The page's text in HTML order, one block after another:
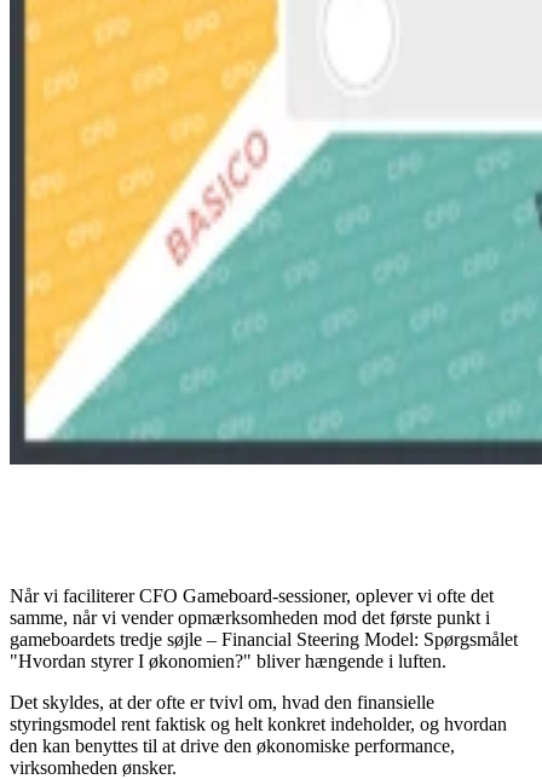
Når vi faciliterer CFO Gameboard-sessioner, oplever vi ofte det
samme, når vi vender opmærksomheden mod det første punkt i
gameboardets tredje søjle – Financial Steering Model: Spørgsmålet
"Hvordan styrer I økonomien?" bliver hængende i luften.
Det skyldes, at der ofte er tvivl om, hvad den finansielle
styringsmodel rent faktisk og helt konkret indeholder, og hvordan
den kan benyttes til at drive den økonomiske performance,
virksomheden ønsker.